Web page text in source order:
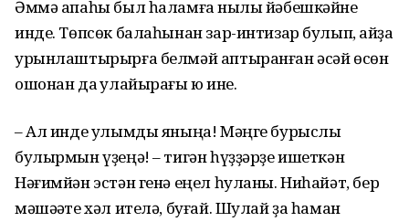
Әммә апаһы был һаламға ныҡлы йәбешкәйне
инде. Төпсөк балаһынан зар-интизар булып, ҡайҙа
урынлаштырырға белмәй аптыранған әсәй өсөн
ошонан да ҡулайырағы юҡ ине.
– Ал инде улымды яныңа! Мәңге бурыслы
булырмын үҙеңә! – тигән һүҙҙәрҙе ишеткән
Нәғимйән эстән генә еңел һуланы. Ниһайәт, бер
мәшәҡәте хәл ителә, буғай. Шулай ҙа һаман